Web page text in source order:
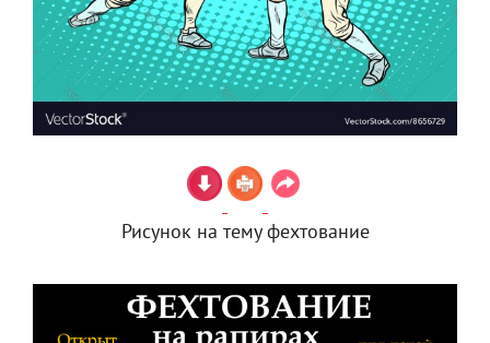
Рисунок на тему фехтование